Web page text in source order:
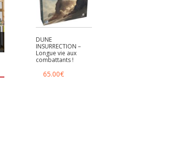
DUNE
INSURRECTION –
Longue vie aux
combattants !
65.00€